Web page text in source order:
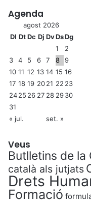
Agenda
agost 2026
Dl DtDc Dj DvDsDg
1
2
3
4 5 6 7 8
9
10 11 12 13 14 15 16
17 18 19 2021 22 23
2425 26 27 28 2930
31
« jul.
set. »
Veus
Butlletins de la
català als jutjats
Drets
Formació